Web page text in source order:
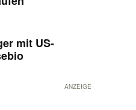
mit US-
ANZEIGE